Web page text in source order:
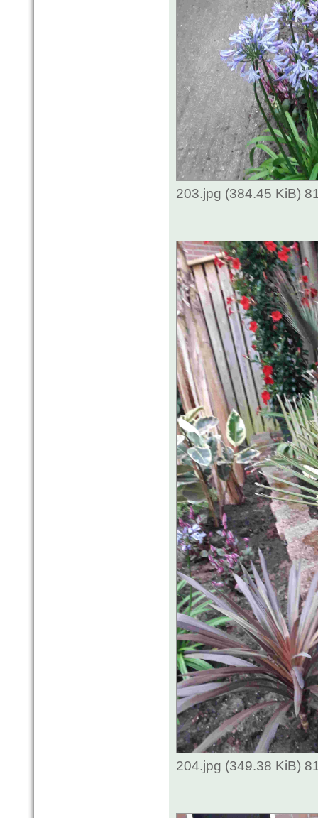
203.jpg (384.45 KiB)
204.jpg (349.38 KiB)